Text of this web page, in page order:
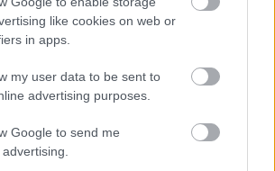
like cookies on web or
in apps.
my user data to be sent to
advertising purposes.
Google to send me
w tabeli
- Ekstraklasa gospodarze (Cracovia) zajmują
(Korona Kielce) plasują się na
13. miejscu.
Kielce - relacja, wynik na żywo, transmisja